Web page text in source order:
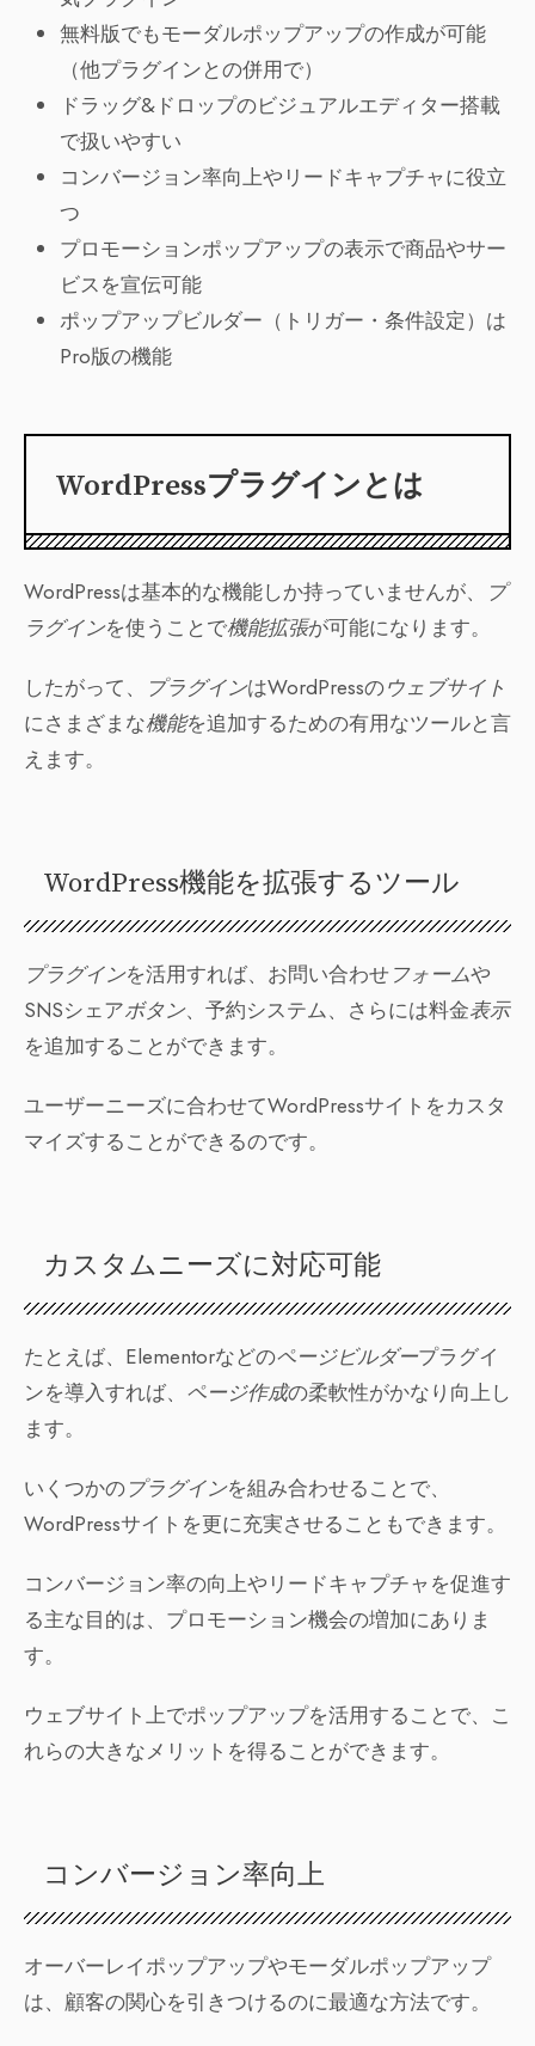
無料版でもモーダルポップアップの作成が可能
（他プラグインとの併用で）
ドラッグ&ドロップのビジュアルエディター搭載
で扱いやすい
コンバージョン率向上やリードキャプチャに役立
つ
プロモーションポップアップの表示で商品やサー
ビスを宣伝可能
ポップアップビルダー（トリガー・条件設定）は
Pro版の機能
WordPressプラグインとは
WordPressは基本的な機能しか持っていませんが、
プ
ラグインを使うことで機能拡張が可能になります。
したがって、 プラグインはWordPressのウェブサイト
にさまざまな機能を追加するための有用なツールと言
えます。
WordPress機能を拡張するツール
プラグインを活用すれば、お問い合わせフォームや
SNSシェアボタン、予約システム、さらには料金表示
を追加することができます。
ユーザーニーズに合わせてWordPressサイトをカスタ
マイズすることができるのです。
カスタムニーズに対応可能
たとえば、Elementorなどのページビルダープラグイ
ンを導入すれば、 ページ作成の柔軟性がかなり向上し
ます。
いくつかのプラグインを組み合わせることで、
WordPressサイトを更に充実させることもできます。
コンバージョン率の向上やリードキャプチャを促進す
る主な目的は、プロモーション機会の増加にありま
す。
ウェブサイト上でポップアップを活用することで、こ
れらの大きなメリットを得ることができます。
コンバージョン率向上
オーバーレイポップアップやモーダルポップアップ
は、顧客の関心を引きつけるのに最適な方法です。